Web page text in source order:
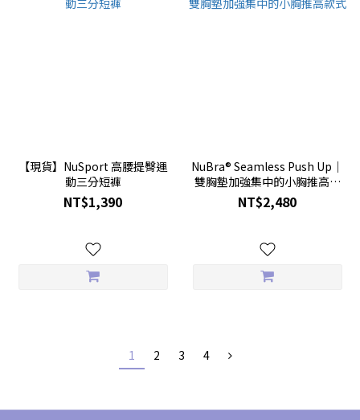
【現貨】NuSport 高腰提臀運
動三分短褲
NT$1,390
NuBra® Seamless Push Up｜
雙胸墊加強集中的小胸推高款
式
NT$2,480
1 2 3 4